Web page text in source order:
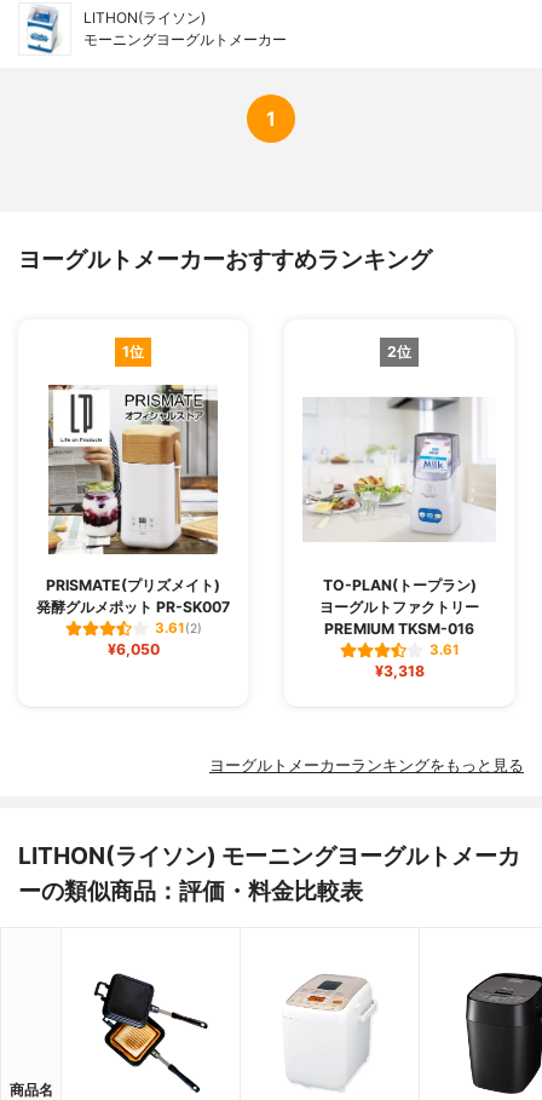
LITHON(ライソン)
モーニングヨーグルトメーカー
1
ヨーグルトメーカーおすすめランキング
1位
PRISMATE(プリズメイト)
発酵グルメポット PR-SK007
3.61(2)
¥6,050
2位
TO-PLAN(トープラン)
ヨーグルトファクトリー
PREMIUM TKSM-016
3.61
¥3,318
ヨーグルトメーカーランキングをもっと見る
LITHON(ライソン) モーニングヨーグルトメーカ
ーの類似商品：評価・料金比較表
商品名